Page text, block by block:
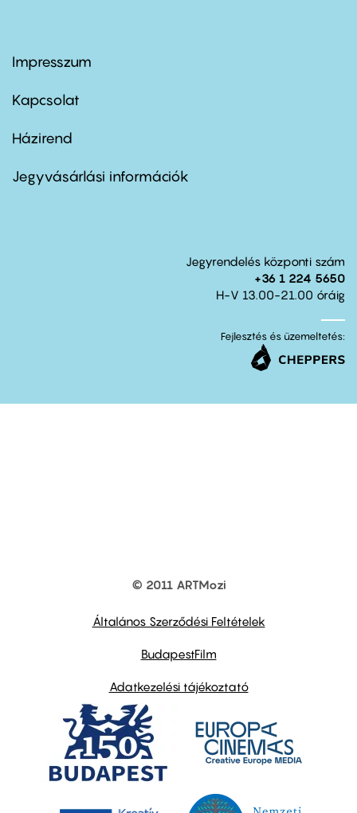
Footer
first
Impresszum
Kapcsolat
Footer
second
Házirend
Jegyvásárlási információk
Jegyrendelés központi szám
+36 1 224 5650
H-V 13.00-21.00 óráig
Fejlesztés és üzemeltetés:
© 2011 ARTMozi
Általános Szerződési Feltételek
BudapestFilm
Adatkezelési tájékoztató